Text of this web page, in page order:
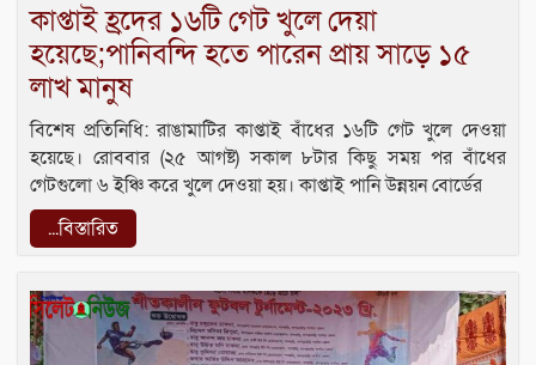
কাপ্তাই হ্রদের ১৬টি গেট খুলে দেয়া
হয়েছে;পানিবন্দি হতে পারেন প্রায় সাড়ে ১৫
লাখ মানুষ
বিশেষ প্রতিনিধি: রাঙামাটির কাপ্তাই বাঁধের ১৬টি গেট খুলে দেওয়া
হয়েছে। রোববার (২৫ আগষ্ট) সকাল ৮টার কিছু সময় পর বাঁধের
গেটগুলো ৬ ইঞ্চি করে খুলে দেওয়া হয়। কাপ্তাই পানি উন্নয়ন বোর্ডের
...বিস্তারিত